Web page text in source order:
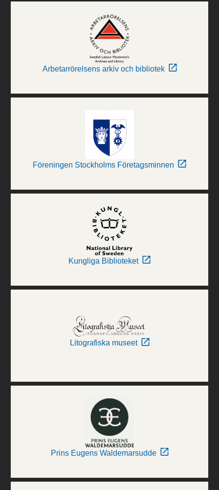
Arbetarrörelsens arkiv och bibliotek
Föreningen Stockholms Företagsminnen
Kungliga Biblioteket
Litografiska museet
Prins Eugens Waldemarsudde